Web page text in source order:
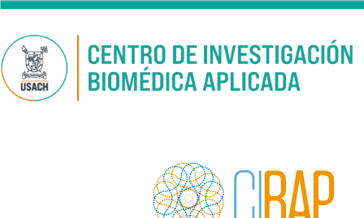
Pasar al contenido principal